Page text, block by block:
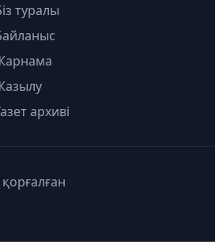
туралы
архиві